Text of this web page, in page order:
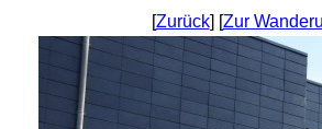
[Zurück] [Zur